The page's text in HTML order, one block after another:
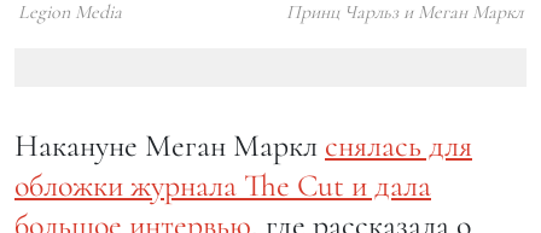
Legion Media Принц Чарльз и Меган Маркл
Накануне Меган Маркл снялась для
обложки журнала The Cut и дала
большое интервью, где рассказала о